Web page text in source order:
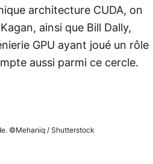
architecture CUDA, on
ainsi que Bill Dally,
GPU ayant joué un rôle
aussi parmi ce cercle.
©Mehaniq / Shutterstock